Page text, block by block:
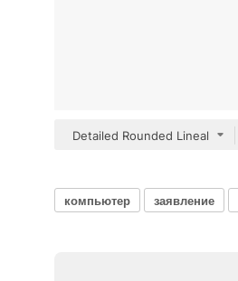
Detailed Rounded Lineal
компьютер заявление